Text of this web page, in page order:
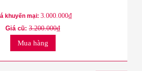
khuyến mại: 3.000.000₫
Giá cũ: 3.200.000₫
Mua hàng